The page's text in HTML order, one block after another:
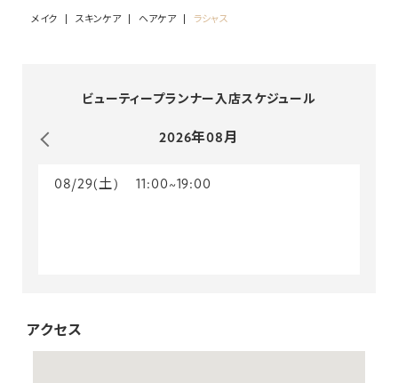
メイク スキンケア ヘアケア ラシャス
ビューティープランナー入店スケジュール
2026年08月
08/29(土) 11:00~19:00
アクセス